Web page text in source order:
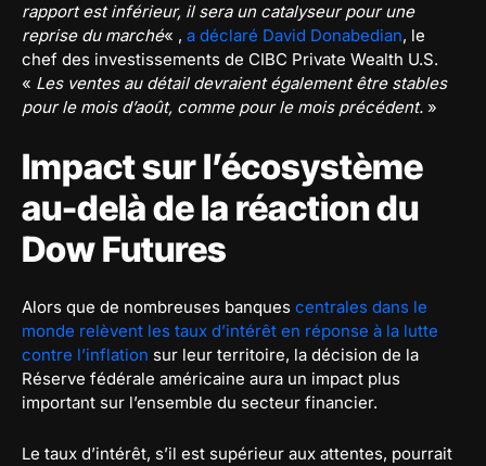
rapport est inférieur, il sera un catalyseur pour une
reprise du marché« , a déclaré David Donabedian, le
chef des investissements de CIBC Private Wealth U.S.
« Les ventes au détail devraient également être stables
pour le mois d’août, comme pour le mois précédent. »
Impact sur l’écosystème
au-delà de la réaction du
Dow Futures
Alors que de nombreuses banques centrales dans le
monde relèvent les taux d’intérêt en réponse à la lutte
contre l’inflation sur leur territoire, la décision de la
Réserve fédérale américaine aura un impact plus
important sur l’ensemble du secteur financier.
Le taux d’intérêt, s’il est supérieur aux attentes, pourrait